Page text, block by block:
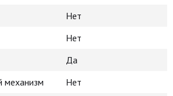
Нет
Нет
Да
механизм
Нет